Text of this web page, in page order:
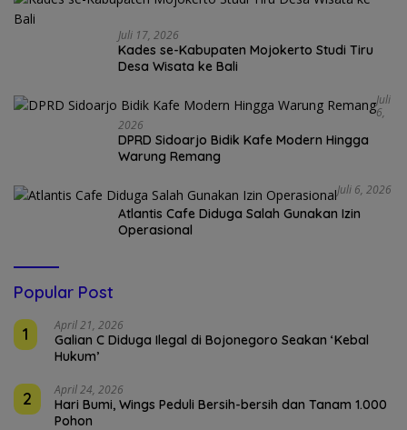
Juli 17, 2026
Kades se-Kabupaten Mojokerto Studi Tiru
Desa Wisata ke Bali
Juli
6,
2026
DPRD Sidoarjo Bidik Kafe Modern Hingga
Warung Remang
Juli 6, 2026
Atlantis Cafe Diduga Salah Gunakan Izin
Operasional
Popular Post
1
April 21, 2026
Galian C Diduga Ilegal di Bojonegoro Seakan ‘Kebal
Hukum’
2 April 24, 2026
Hari Bumi, Wings Peduli Bersih-bersih dan Tanam 1.000
Pohon